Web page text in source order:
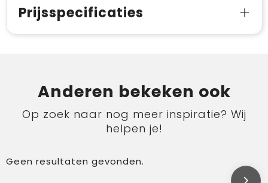
Prijsspecificaties
Anderen bekeken ook
Op zoek naar nog meer inspiratie? Wij
helpen je!
Geen resultaten gevonden.